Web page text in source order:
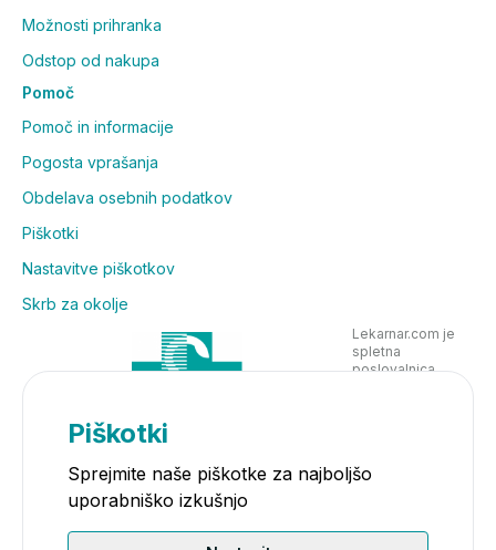
Možnosti prihranka
Odstop od nakupa
Pomoč
Pomoč in informacije
Pogosta vprašanja
Obdelava osebnih podatkov
Piškotki
Nastavitve piškotkov
Skrb za okolje
Lekarnar.com je
spletna
poslovalnica
Piškotki
Sprejmite naše piškotke za najboljšo
uporabniško izkušnjo